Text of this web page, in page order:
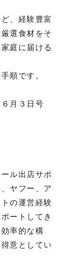
、経験豊富
選食材をそ
庭に届ける
順です。
月３日号
ル出店サポ
ヤフー、ア
の運営経験
ートしてき
率的な構
意としてい